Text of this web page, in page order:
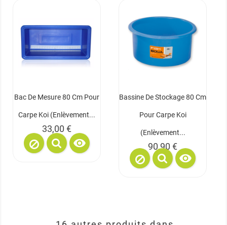
Bac De Mesure 80 Cm Pour
Carpe Koi (enlèvement...
Prix
33,00 €

Bassine De Stockage 80 Cm
Pour Carpe Koi
(enlèvement...
Prix
90,90 €
